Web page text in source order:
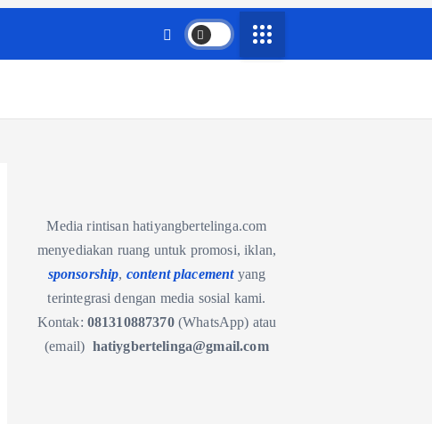
Media rintisan hatiyangbertelinga.com
menyediakan ruang untuk promosi, iklan,
sponsorship, content placementyang
terintegrasi dengan media sosial kami.
Kontak: 081310887370 (WhatsApp) atau
(email) hatiygbertelinga@gmail.com